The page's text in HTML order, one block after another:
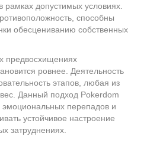
рамках допустимых условиях.
способны
обесцениванию собственных
предвосхищениях
ровнее. Деятельность
этапов, любая из
вес. Данный подход Pokerdom
эмоциональных перепадов и
устойчивое настроение
затруднениях.